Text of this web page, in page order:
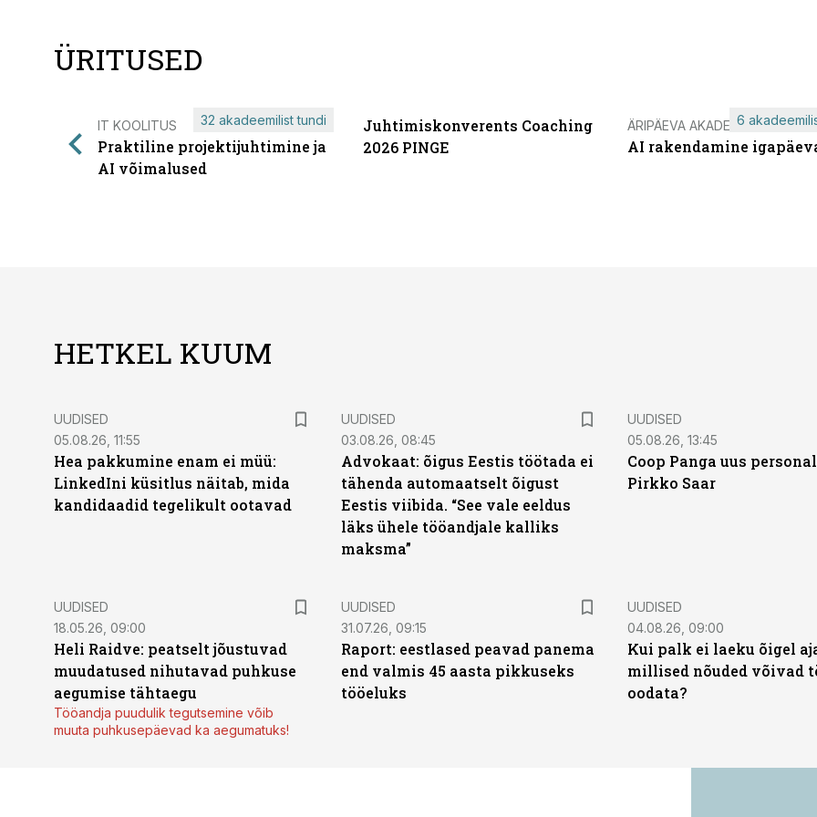
ÜRITUSED
IT KOOLITUS
Praktiline projektijuhtimine ja
AI võimalused
32 akadeemilist tundi
Juhtimiskonverents Coaching
2026 PINGE
ÄRIPÄEVA AKADEEMIA
AI rakendamine
6
HETKEL KUUM
UUDISED
05.08.26, 11:55
Hea pakkumine enam ei müü:
LinkedIni küsitlus näitab, mida
kandidaadid tegelikult ootavad
UUDISED
03.08.26, 08:45
Advokaat: õigus Eestis töötada ei
tähenda automaatselt õigust
Eestis viibida. “See vale eeldus
läks ühele tööandjale kalliks
maksma”
UUDISED
05.08.26, 13:45
Coop Panga uus
Pirkko Saar
UUDISED
18.05.26, 09:00
Heli Raidve: peatselt jõustuvad
muudatused nihutavad puhkuse
aegumise tähtaegu
Tööandja puudulik tegutsemine võib
muuta puhkusepäevad ka aegumatuks!
UUDISED
31.07.26, 09:15
Raport: eestlased peavad panema
end valmis 45 aasta pikkuseks
tööeluks
UUDISED
04.08.26, 09:00
Kui palk ei laeku õigel
millised nõuded võivad
oodata?